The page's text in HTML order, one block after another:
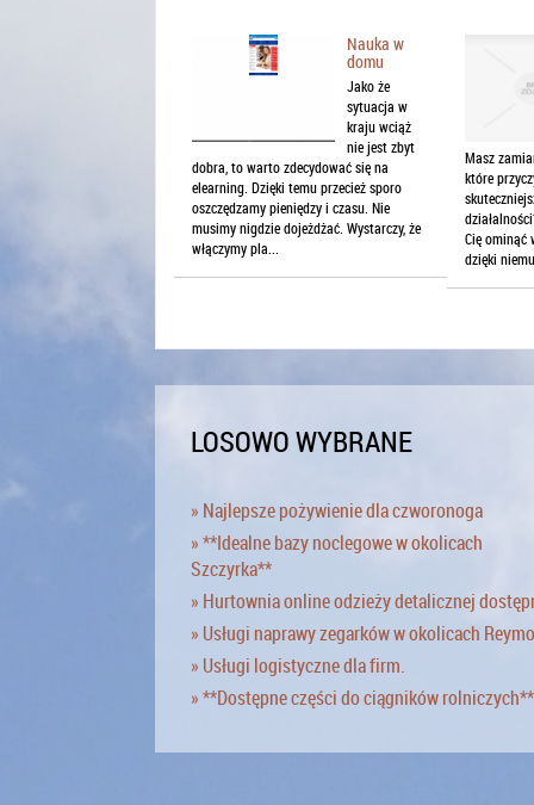
Nauka w
domu
Jako że
sytuacja w
kraju wciąż
nie jest zbyt
dobra, to warto zdecydować się na
elearning. Dzięki temu przecież sporo
oszczędzamy pieniędzy i czasu. Nie
musimy nigdzie dojeżdżać. Wystarczy, że
włączymy pla...
Masz
które
Cię ominąć
dzięki
LOSOWO WYBRANE
» Najlepsze pożywienie dla czworonoga
» **Idealne bazy noclegowe w okolicach
Szczyrka**
» Hurtownia online odzieży detalicznej
» Usługi naprawy zegarków w okolicach
» Usługi logistyczne dla firm.
» **Dostępne części do ciągników rolniczych**